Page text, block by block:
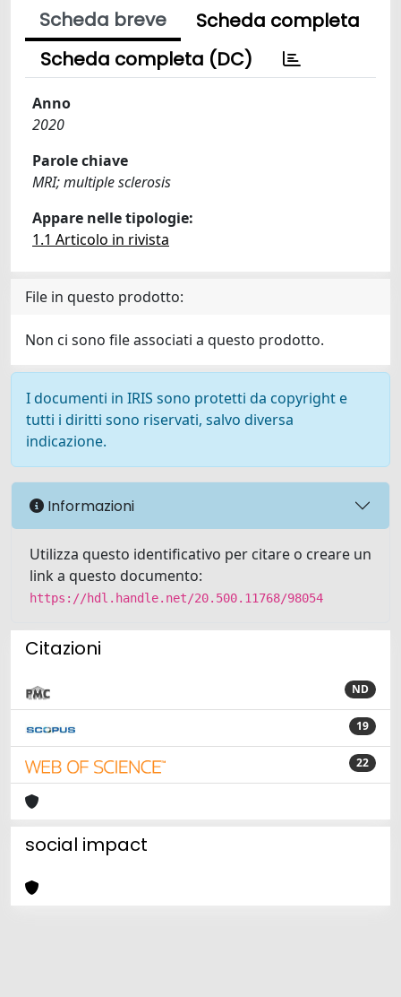
Scheda breve
Scheda completa
Scheda completa (DC)
Anno
2020
Parole chiave
MRI; multiple sclerosis
Appare nelle tipologie:
1.1 Articolo in rivista
File in questo prodotto:
Non ci sono file associati a questo prodotto.
I documenti in IRIS sono protetti da copyright e
tutti i diritti sono riservati, salvo diversa
indicazione.
Informazioni
Utilizza questo identificativo per citare o creare un
link a questo documento:
https://hdl.handle.net/20.500.11768/98054
Citazioni
ND
19
22
social impact